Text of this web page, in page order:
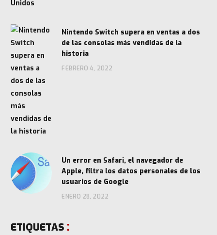
Nintendo Switch supera en ventas a dos
de las consolas más vendidas de la
historia
FEBRERO 4, 2022
Un error en Safari, el navegador de
Apple, filtra los datos personales de los
usuarios de Google
ENERO 28, 2022
ETIQUETAS